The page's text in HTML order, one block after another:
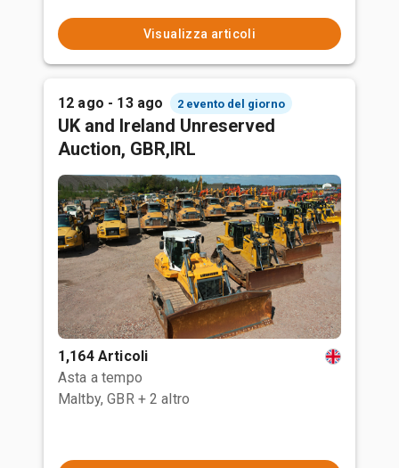
Visualizza articoli
12 ago - 13 ago 2 evento del giorno
UK and Ireland Unreserved
Auction, GBR,IRL
1,164 Articoli
Asta a tempo
Maltby, GBR + 2 altro